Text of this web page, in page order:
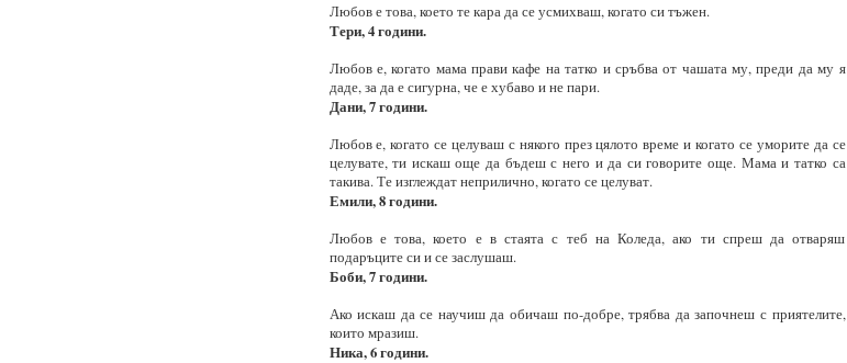
Любов е това, което те кара да се усмихваш, когато си тъжен.
Тери, 4 години.
Любов е, когато мама прави кафе на татко и сръбва от чашата му, преди да му я
даде, за да е сигурна, че е хубаво и не пари.
Дани, 7 години.
Любов е, когато се целуваш с някого през цялото време и когато се уморите да се
целувате, ти искаш още да бъдеш с него и да си говорите още. Мама и татко са
такива. Те изглеждат неприлично, когато се целуват.
Емили, 8 години.
Любов е това, което е в стаята с теб на Коледа, ако ти спреш да отваряш
подаръците си и се заслушаш.
Боби, 7 години.
Ако искаш да се научиш да обичаш по-добре, трябва да започнеш с приятелите,
които мразиш.
Ника, 6 години.